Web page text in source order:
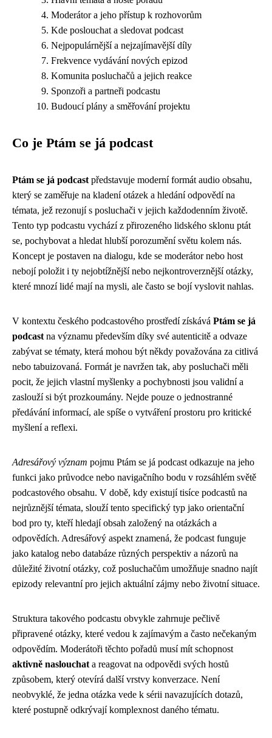
Moderátor a jeho přístup k rozhovorům
Kde poslouchat a sledovat podcast
Nejpopulárnější a nejzajímavější díly
Frekvence vydávání nových epizod
Komunita posluchačů a jejich reakce
Sponzoři a partneři podcastu
Budoucí plány a směřování projektu
Co je Ptám se já podcast
Ptám se já podcast představuje moderní formát audio obsahu,
který se zaměřuje na kladení otázek a hledání odpovědí na
témata, jež rezonují s posluchači v jejich každodenním životě.
Tento typ podcastu vychází z přirozeného lidského sklonu ptát
se, pochybovat a hledat hlubší porozumění světu kolem nás.
Koncept je postaven na dialogu, kde se moderátor nebo host
nebojí položit i ty nejobtížnější nebo nejkontroverznější otázky,
které mnozí lidé mají na mysli, ale často se bojí vyslovit nahlas.
V kontextu českého podcastového prostředí získává Ptám se já
podcast na významu především díky své autenticitě a odvaze
zabývat se tématy, která mohou být někdy považována za citlivá
nebo tabuizovaná. Formát je navržen tak, aby posluchači měli
pocit, že jejich vlastní myšlenky a pochybnosti jsou validní a
zaslouží si být prozkoumány. Nejde pouze o jednostranné
předávání informací, ale spíše o vytváření prostoru pro kritické
myšlení a reflexi.
Adresářový význam pojmu Ptám se já podcast odkazuje na jeho
funkci jako průvodce nebo navigačního bodu v rozsáhlém světě
podcastového obsahu. V době, kdy existují tisíce podcastů na
nejrůznější témata, slouží tento specifický typ jako orientační
bod pro ty, kteří hledají obsah založený na otázkách a
odpovědích. Adresářový aspekt znamená, že podcast funguje
jako katalog nebo databáze různých perspektiv a názorů na
důležité životní otázky, což posluchačům umožňuje snadno najít
epizody relevantní pro jejich aktuální zájmy nebo životní situace.
Struktura takového podcastu obvykle zahrnuje pečlivě
připravené otázky, které vedou k zajímavým a často nečekaným
odpovědím. Moderátoři těchto pořadů musí mít schopnost
aktivně naslouchat a reagovat na odpovědi svých hostů
způsobem, který otevírá další vrstvy konverzace. Není
neobvyklé, že jedna otázka vede k sérii navazujících dotazů,
které postupně odkrývají komplexnost daného tématu.